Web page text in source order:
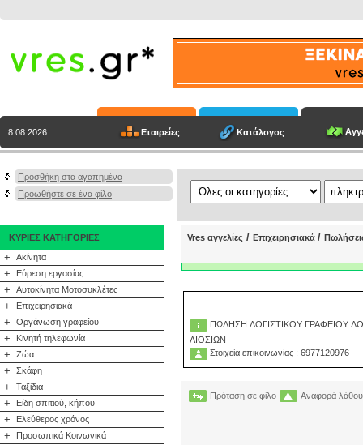
8.08.2026 Εταιρείες Κατάλογος
Προσθήκη στα αγαπημένα
Προωθήστε σε ένα φίλο
ΚΥΡΙΕΣ ΚΑΤΗΓΟΡΙΕΣ
+ Ακίνητα
+ Εύρεση εργασίας
+ Αυτοκίνητα Μοτοσυκλέτες
+ Επιχειρησιακά
+ Οργάνωση γραφείου
+ Κινητή τηλεφωνία
+ Ζώα
+ Σκάφη
+ Ταξίδια
+ Είδη σπιτιού, κήπου
+ Ελεύθερος χρόνος
+ Προσωπικά Κοινωνικά
Vres αγγελίες / Επιχειρησιακά /
ΠΩΛΗΣΗ ΛΟΓΙΣΤΙΚΟΥ ΓΡΑΦΕΙΟΥ
ΛΙΟΣΙΩΝ
Στοιχεία επικοινωνίας : 6977120976
Πρόταση σε φίλο Αναφορά